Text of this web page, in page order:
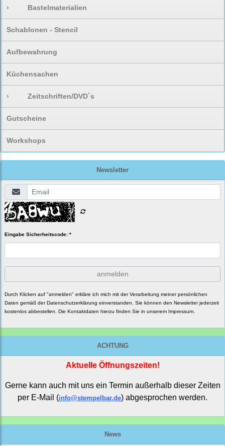
› Bastelmaterialien
Schablonen - Stencil
Aufbewahrung
Küchensachen
› Zeitschriften/DVD`s
Gutscheine
Workshops
Newsletter
Eingabe Sicherheitscode: *
anmelden
Durch Klicken auf "anmelden" erkläre ich mich mit der Verarbeitung meiner persönlichen
Daten gemäß derDatenschutzerklärung einverstanden. Sie können den Newsletter jederzeit
kostenlos abbestellen. Die Kontaktdaten hierzu finden Sie in unserem Impressum.
ACHTUNG
Aktuelle Öffnungszeiten!
Gerne kann auch mit uns ein Termin außerhalb dieser Zeiten
per E-Mail (info@stempelbar.de) abgesprochen werden.
News